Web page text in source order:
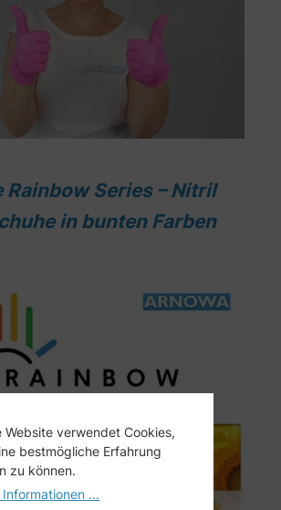
Rainbow Series – Nitril
in bunten Farben
Website verwendet Cookies,
bestmögliche Erfahrung
zu können.
Informationen ...